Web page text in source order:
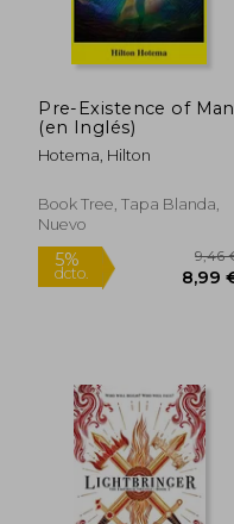
5%
Pre-Existence of Man
(en Inglés)
Hotema, Hilton
Book Tree, Tapa Blanda,
Nuevo